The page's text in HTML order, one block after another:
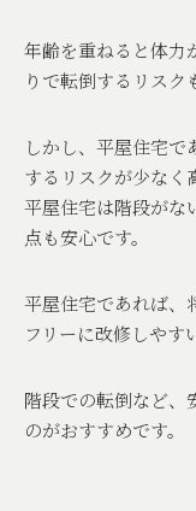
年齢を重ねると体力
りで転倒するリスク
しかし、平屋住宅で
するリスクが少なく
平屋住宅は階段がな
点も安心です。
平屋住宅であれば、
フリーに改修しやす
階段での転倒など、
のがおすすめです。